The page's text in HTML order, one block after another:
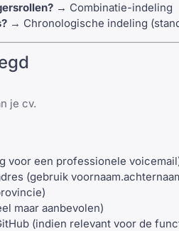
→ Combinatie-indeling
→ Chronologische indeling
je cv.
voor een professionele
(gebruik
maar aanbevolen)
(indien relevant voor de